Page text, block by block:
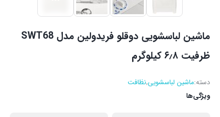
ماشین لباسشویی دوقلو فریدولین مدل SWT68
ظرفیت ۶٫۸ کیلوگرم
دسته:ماشین لباسشویی,نظافت
ویژگی‌ها